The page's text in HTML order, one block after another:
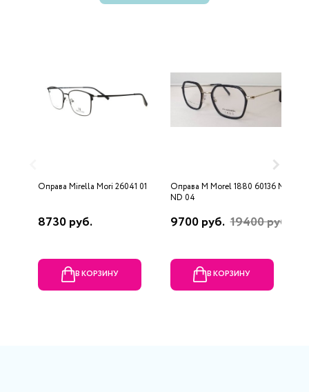
Оправа Mirella Mori 26041 01
8730 руб.
В КОРЗИНУ
Оправа M Morel 1880 60136 M
ND 04
9700 руб. 19400 руб.
В КОРЗИНУ